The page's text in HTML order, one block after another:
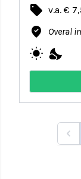
local_offer v.a. €
where_to_vote Overal
wb_sunny nights_stay